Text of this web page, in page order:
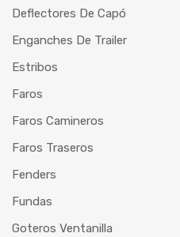
Deflectores De Capó
Enganches De Trailer
Estribos
Faros
Faros Camineros
Faros Traseros
Fenders
Fundas
Goteros Ventanilla